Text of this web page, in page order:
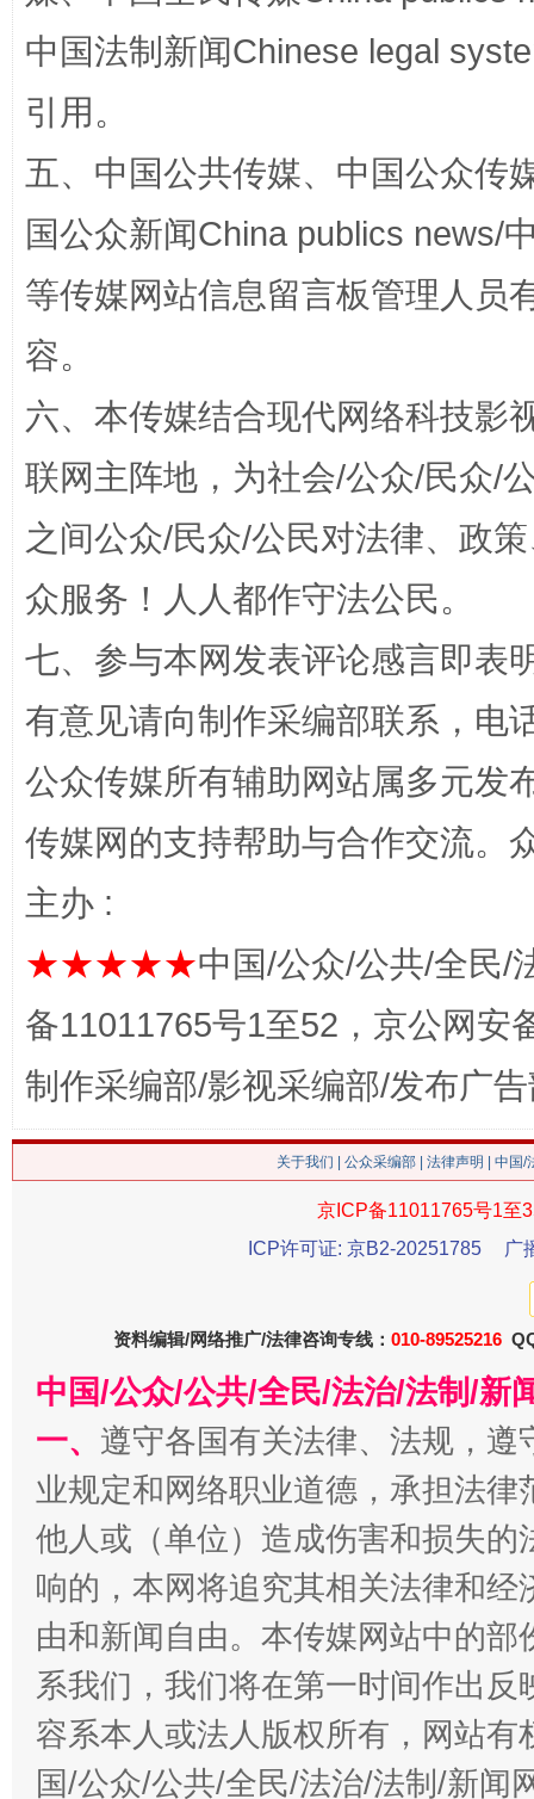
漫山遍野的桃花与雪山、麦地、白藏房 除
招工难、用工荒背后
网上购药对药下症？
这是一记警钟！ 谢
在谋一域中谋全局
今
习近平的博鳌关键词
魏明
中国法制新闻Chinese legal
引用。
五、中国公共传媒、中国公众传
国公众新闻China publics news/
等传媒网站信息留言板管理人员
容。
六、本传媒结合现代网络科技影
联网主阵地，为社会/公众/民众/
之间公众/民众/公民对法律、政
众服务！人人都作守法公民。
七、参与本网发表评论感言即表
有意见请向制作采编部联系，电
公众传媒所有辅助网站属多元发
传媒网的支持帮助与合作交流。
主办 :
★★★★★中国/公众/公共/全民/
备11011765号1至52，京公网安
制作采编部/影视采编部/发布广
关于我们 公众采编部 法律声明 | 中国
京ICP备11011765号1至
ICP许可证: 京B2-20251785
广
资料编辑/网络推广/法律咨询专线： 010-89525216
中国/公众/公共/全民/法治/法制/新
一、 遵守各国有关法律、法规，
业规定和网络职业道德，承担法
他人或（单位）造成伤害和损失
响的，本网将追究其相关法律和
由和新闻自由。本传媒网站中的
系我们，我们将在第一时间作出
容系本人或法人版权所有，网站
国/公众/公共/全民/法治/法制/新闻